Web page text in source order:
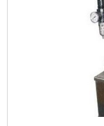
comparando
suprimento.É
ALGUMAS